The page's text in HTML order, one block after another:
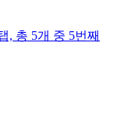
, 총 5개 중 5번째